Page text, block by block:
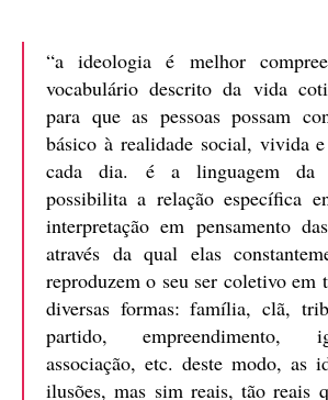
“a ideologia é melhor
vocabulário descrito da vida
para que as pessoas possam
básico à realidade social, vivida
cada dia. é a linguagem da
possibilita a relação específica
interpretação em pensamento
através da qual elas
reproduzem o seu ser coletivo em
diversas formas: família, clã,
partido, empreendimento,
associação, etc. deste modo, as
ilusões, mas sim reais, tão reais